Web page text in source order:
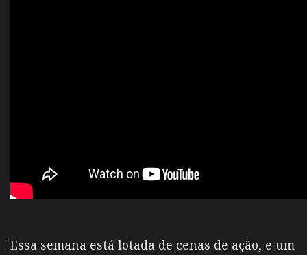
Essa semana está lotada de cenas de ação, e um